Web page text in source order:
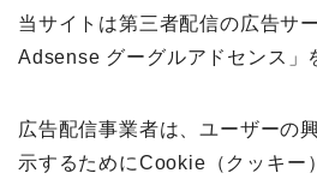
当サイトは第三者配信の広告サ
Adsense グーグルアドセンス」
広告配信事業者は、ユーザーの
示するためにCookie（クッキー